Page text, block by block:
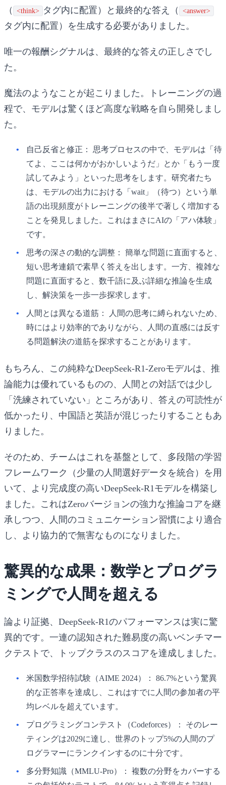
（
<think> タグ内に配置）と最終的な答え（ <answer>
タグ内に配置）を生成する必要がありました。
唯一の報酬シグナルは、最終的な答えの正しさでし
た。
魔法のようなことが起こりました。トレーニングの過
程で、モデルは驚くほど高度な戦略を自ら開発しまし
た。
自己反省と修正：
思考プロセスの中で、モデルは「待
てよ、ここは何かがおかしいようだ」とか「もう一度
試してみよう」といった思考をします。研究者たち
は、モデルの出力における「wait」（待つ）という単
語の出現頻度がトレーニングの後半で著しく増加する
ことを発見しました。これはまさにAIの「アハ体験」
です。
思考の深さの動的な調整：
簡単な問題に直面すると、
短い思考連鎖で素早く答えを出します。一方、複雑な
問題に直面すると、数千語に及ぶ詳細な推論を生成
し、解決策を一歩一歩探求します。
人間とは異なる道筋：
人間の思考に縛られないため、
時にはより効率的でありながら、人間の直感には反す
る問題解決の道筋を探求することがあります。
もちろん、この純粋なDeepSeek-R1-Zeroモデルは、推
論能力は優れているものの、人間との対話では少し
「洗練されていない」ところがあり、答えの可読性が
低かったり、中国語と英語が混じったりすることもあ
りました。
そのため、チームはこれを基盤として、多段階の学習
フレームワーク（少量の人間選好データを統合）を用
いて、より完成度の高いDeepSeek-R1 モデルを構築し
ました。これはZeroバージョンの強力な推論コアを継
承しつつ、人間のコミュニケーション習慣により適合
し、より協力的で無害なものになりました。
驚異的な成果：数学とプログラ
ミングで人間を超える
論より証拠、DeepSeek-R1のパフォーマンスは実に驚
異的です。一連の認知された難易度の高いベンチマー
クテストで、トップクラスのスコアを達成しました。
米国数学招待試験（AIME 2024）：
86.7%という驚異
的な正答率を達成し、これはすでに人間の参加者の平
均レベルを超えています。
プログラミングコンテスト（Codeforces）：
そのレー
ティングは2029に達し、世界のトップ5%の人間のプ
ログラマーにランクインするのに十分です。
多分野知識（MMLU-Pro）：
複数の分野をカバーする